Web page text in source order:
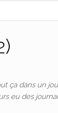
ça dans un
eu des